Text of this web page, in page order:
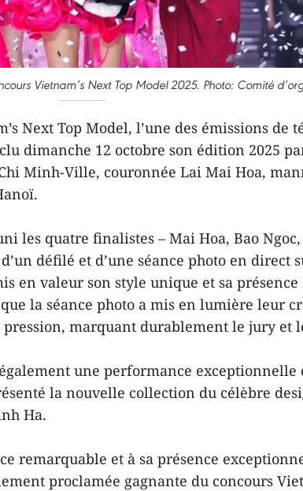
Vietnam’s Next Top Model 2025. Photo: Comité
Next Top Model, l’une des émissions de
dimanche 12 octobre son édition 2025
Minh-Ville, couronnée Lai Mai Hoa,
les quatre finalistes – Mai Hoa, Bao
défilé et d’une séance photo en direct
en valeur son style unique et sa
la séance photo a mis en lumière leur
pression, marquant durablement le jury et
une performance exceptionnelle
la nouvelle collection du célèbre
Ha.
remarquable et à sa présence
proclamée gagnante du concours